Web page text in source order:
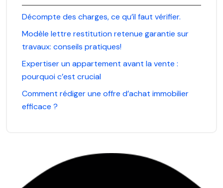
Décompte des charges, ce qu’il faut vérifier.
Modèle lettre restitution retenue garantie sur
travaux: conseils pratiques!
Expertiser un appartement avant la vente :
pourquoi c’est crucial
Comment rédiger une offre d’achat immobilier
efficace ?